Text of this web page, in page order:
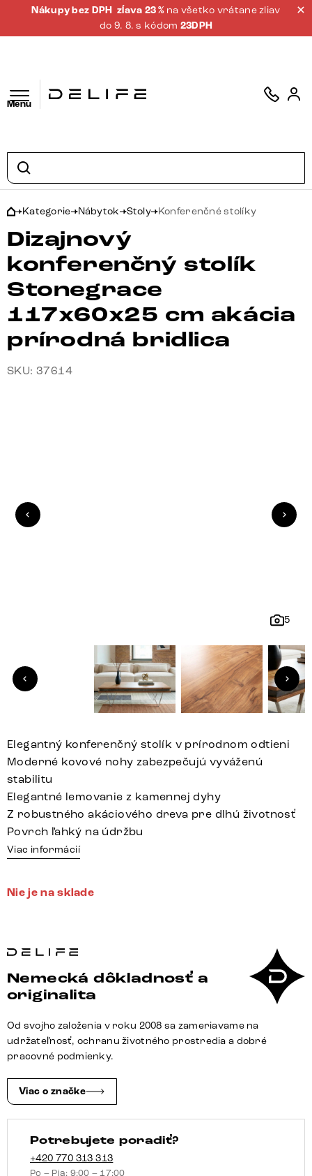
Nákupy bez DPH zĺava 23 % na všetko vrátane zliav
do 9. 8. s kódom 23DPH
Menu
Kategorie Nábytok Stoly Konferenčné stolíky
Dizajnový
konferenčný stolík
Stonegrace
117x60x25 cm akácia
prírodná bridlica
SKU: 37614
5
Elegantný konferenčný stolík v prírodnom odtieni
Moderné kovové nohy zabezpečujú vyváženú
stabilitu
Elegantné lemovanie z kamennej dyhy
Z robustného akáciového dreva pre dlhú životnosť
Povrch ľahký na údržbu
Viac informácií
Nie je na sklade
Nemecká dôkladnosť a
originalita
Od svojho založenia v roku 2008 sa zameriavame na
udržateľnosť, ochranu životného prostredia a dobré
pracovné podmienky.
Viac o značke
Potrebujete poradiť?
+420 770 313 313
Po – Pia: 9:00 – 17:00